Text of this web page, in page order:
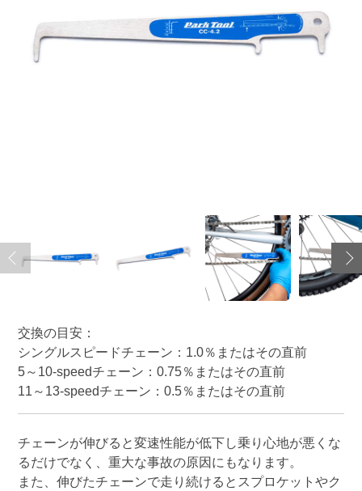
交換の目安：
シングルスピードチェーン：1.0％またはその直前
5～10-speedチェーン：0.75％またはその直前
11～13-speedチェーン：0.5％またはその直前
チェーンが伸びると変速性能が低下し乗り心地が悪くな
るだけでなく、重大な事故の原因にもなります。
また、伸びたチェーンで走り続けるとスプロケットやク